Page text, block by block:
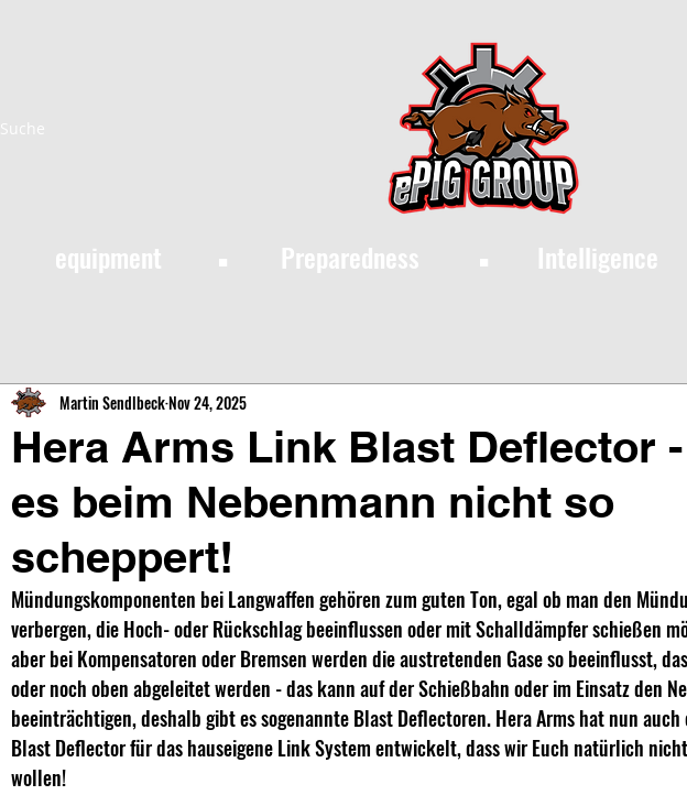
·
equipment Preparedness Intelligence
·
Suche
Hera Arms Link Blast Deflector
es beim Nebenmann nicht so
scheppert!
Martin SendlbeckNov 24, 2025
Mündungskomponenten bei Langwaffen gehören zum guten Ton, egal ob man den
verbergen, die Hoch- oder Rückschlag beeinflussen oder mit Schalldämpfer schießen
aber bei Kompensatoren oder Bremsen werden die austretenden Gase so beeinflusst,
oder noch oben abgeleitet werden - das kann auf der Schießbahn oder im Einsatz den
beeinträchtigen, deshalb gibt es sogenannte Blast Deflectoren. Hera Arms hat nun auch
Blast Deflector für das hauseigene Link System entwickelt, dass wir Euch natürlich
wollen!